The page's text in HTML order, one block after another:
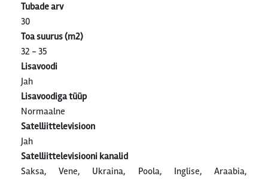
Tubade arv
30
Toa suurus (m2)
32 - 35
Lisavoodi
Jah
Lisavoodiga tüüp
Normaalne
Satelliittelevisioon
Jah
Satelliittelevisiooni kanalid
Saksa, Vene, Ukraina, Poola, Inglise, Araabia,